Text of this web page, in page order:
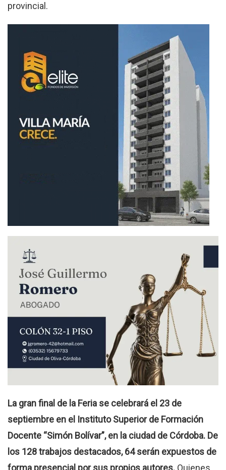
provincial.
La gran final de la Feria se celebrará el 23 de
septiembre en el Instituto Superior de Formación
Docente “Simón Bolívar”, en la ciudad de Córdoba. De
los 128 trabajos destacados, 64 serán expuestos de
forma presencial por sus propios autores. Quienes